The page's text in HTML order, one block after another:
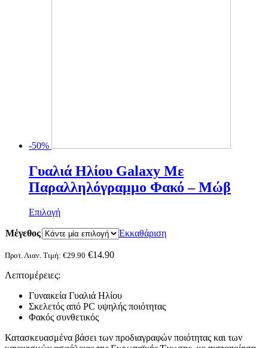
-50%
Γυαλιά Ηλίου Galaxy Mε
Παραλληλόγραμμο Φακό – Μώβ
ΕπιλογήΑυτό
προϊόν
πολλαπλές
μπορούν
να
επιλεγούν
σελίδα
Μέγεθος Εκκαθάριση
Προτ. Λιαν. Τιμή: €29.90 €14.90
Λεπτομέρειες:
Γυναικεία Γυαλιά Ηλίου
Σκελετός από PC υψηλής ποιότητας
Φακός συνθετικός
Κατασκευασμένα βάσει των προδιαγραφών ποιότητας και των